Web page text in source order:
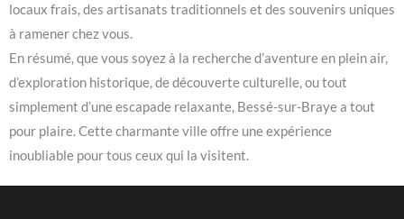
locaux frais, des artisanats traditionnels et des souvenirs uniques
à ramener chez vous.
En résumé, que vous soyez à la recherche d’aventure en plein air,
d’exploration historique, de découverte culturelle, ou tout
simplement d’une escapade relaxante, Bessé-sur-Braye a tout
pour plaire. Cette charmante ville offre une expérience
inoubliable pour tous ceux qui la visitent.